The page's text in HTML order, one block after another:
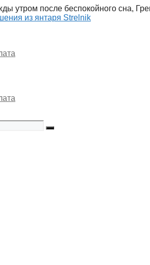
утром после беспокойного сна,